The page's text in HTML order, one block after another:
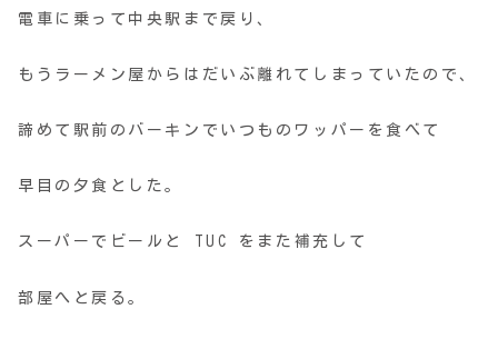
電車に乗って中央駅まで戻り、
もうラーメン屋からはだいぶ離れてしまっていたので、
諦めて駅前のバーキンでいつものワッパーを食べて
早目の夕食とした。
スーパーでビールと TUC をまた補充して
部屋へと戻る。